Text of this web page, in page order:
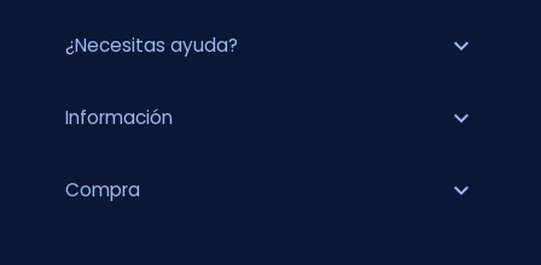
¿Necesitas ayuda? expand_more
Información expand_more
Compra expand_more